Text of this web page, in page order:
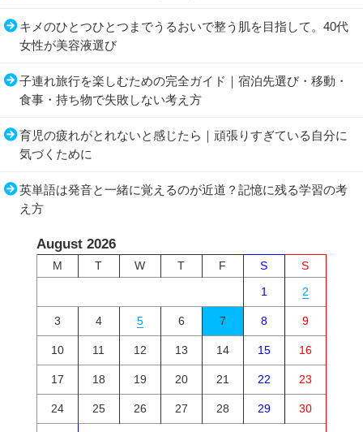
キメのひとつひとつまでうるおいで整う肌を目指して。40代
女性が美容液選び
子連れ旅行を楽しむための完全ガイド｜宿泊先選び・移動・
食事・持ち物で失敗しない考え方
育児の疲れがとれないと感じたら｜頑張りすぎている自分に
気づくために
英単語は発音と一緒に覚えるのが近道？記憶に残る学習の考
え方
August 2026
M T W T F S
S
1
2
3 4 5 6 7 8 9
10 11 12 13 14 15 16
17 18 19 20 21 22 23
24 25 26 27 28 29 30